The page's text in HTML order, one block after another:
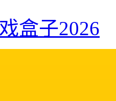
盒子2026